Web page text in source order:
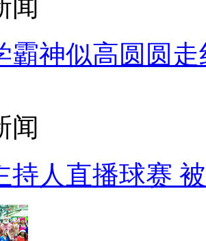
闻
霸神似高圆圆走
闻
持人直播球赛